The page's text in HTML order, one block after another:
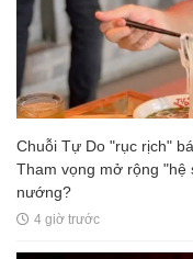
Chuỗi Tự Do "rục rịch"
Tham vọng mở rộng "hệ
nướng?
4 giờ trước